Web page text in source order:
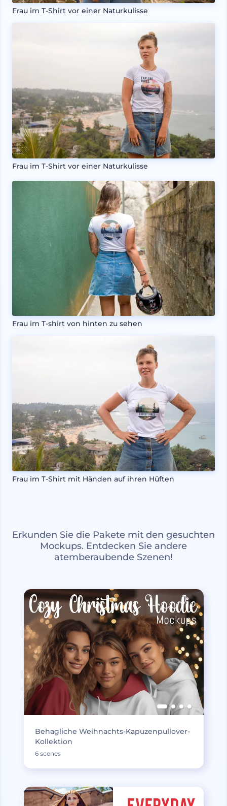
Frau im T-Shirt vor einer Naturkulisse
Frau im T-Shirt vor einer Naturkulisse
Frau im T-shirt von hinten zu sehen
Frau im T-Shirt mit Händen auf ihren Hüften
Erkunden Sie die Pakete mit den gesuchten
Mockups. Entdecken Sie andere
atemberaubende Szenen!
Behagliche Weihnachts-Kapuzenpullover-
Kollektion
6 scenes